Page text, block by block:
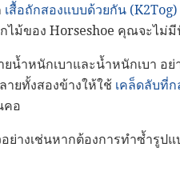
เสื้อถักสองแบบด้วยกัน (K2Tog)
ไม้ของ Horseshoe คุณจะไม่
น้ำหนักเบาและน้ำหนักเบา อ
ยทั้งสองข้างให้ใช้ เคล็ดลับที่
คอ
ย่างเช่นหากต้องการทำซ้ำรูปแ